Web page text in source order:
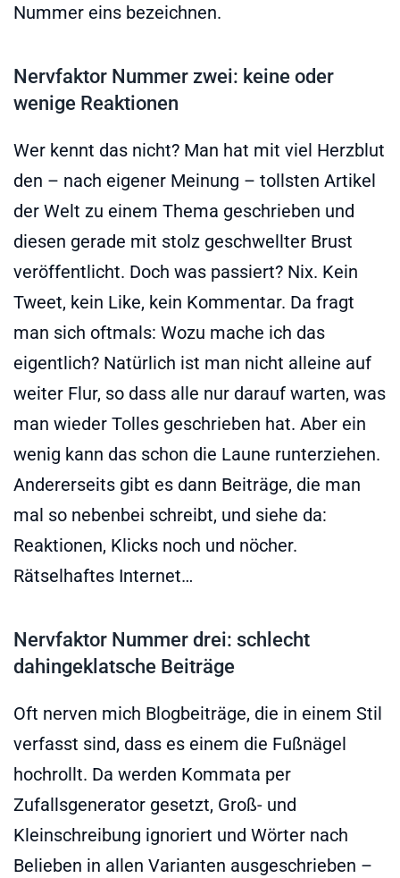
Nummer eins bezeichnen.
Nervfaktor Nummer zwei: keine oder
wenige Reaktionen
Wer kennt das nicht? Man hat mit viel Herzblut
den – nach eigener Meinung – tollsten Artikel
der Welt zu einem Thema geschrieben und
diesen gerade mit stolz geschwellter Brust
veröffentlicht. Doch was passiert? Nix. Kein
Tweet, kein Like, kein Kommentar. Da fragt
man sich oftmals: Wozu mache ich das
eigentlich? Natürlich ist man nicht alleine auf
weiter Flur, so dass alle nur darauf warten, was
man wieder Tolles geschrieben hat. Aber ein
wenig kann das schon die Laune runterziehen.
Andererseits gibt es dann Beiträge, die man
mal so nebenbei schreibt, und siehe da:
Reaktionen, Klicks noch und nöcher.
Rätselhaftes Internet…
Nervfaktor Nummer drei: schlecht
dahingeklatsche Beiträge
Oft nerven mich Blogbeiträge, die in einem Stil
verfasst sind, dass es einem die Fußnägel
hochrollt. Da werden Kommata per
Zufallsgenerator gesetzt, Groß- und
Kleinschreibung ignoriert und Wörter nach
Belieben in allen Varianten ausgeschrieben –